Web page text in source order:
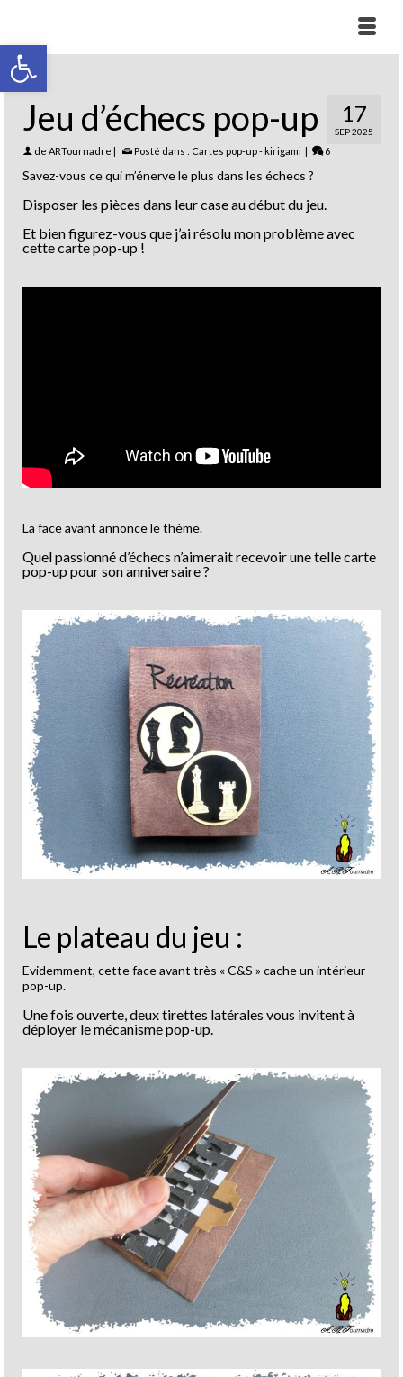
Ouvrir la barre d’outils
17
SEP 2025
Jeu d’échecs pop-up
de ARTournadre | Posté dans : Cartes pop-up - kirigami | 6
Savez-vous ce qui m’énerve le plus dans les échecs ?
Disposer les pièces dans leur case au début du jeu.
Et bien figurez-vous que j’ai résolu mon problème avec
cette carte pop-up !
La face avant annonce le thème.
Quel passionné d’échecs n’aimerait recevoir une telle carte
pop-up pour son anniversaire ?
Le plateau du jeu :
Evidemment, cette face avant très « C&S » cache un intérieur
pop-up.
Une fois ouverte, deux tirettes latérales vous invitent à
déployer le mécanisme pop-up.